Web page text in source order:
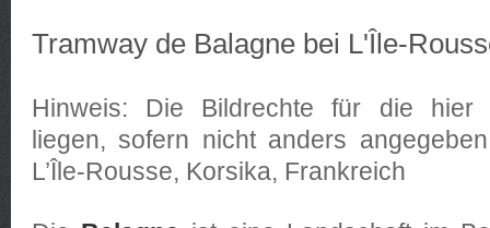
Tramway de Balagne bei L'Île-
Hinweis: Die Bildrechte für die hier
liegen, sofern nicht anders
L’Île-Rousse, Korsika, Frankreich